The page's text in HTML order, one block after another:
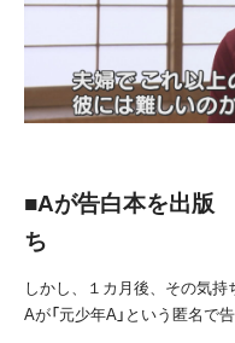
■Aが告白本を出版
ち
しかし、１カ月後、その気持
Aが「元少年A」という匿名で